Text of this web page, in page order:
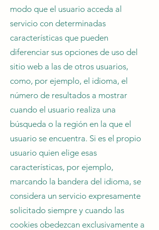
modo que el usuario acceda al
servicio con determinadas
características que pueden
diferenciar sus opciones de uso del
sitio web a las de otros usuarios,
como, por ejemplo, el idioma, el
número de resultados a mostrar
cuando el usuario realiza una
búsqueda o la región en la que el
usuario se encuentra. Si es el propio
usuario quien elige esas
características, por ejemplo,
marcando la bandera del idioma, se
considera un servicio expresamente
solicitado siempre y cuando las
cookies obedezcan exclusivamente a